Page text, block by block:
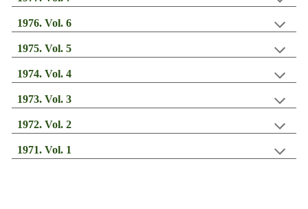
1976. Vol.6
1975. Vol.5
1974. Vol.4
1973. Vol.3
1972. Vol.2
1971. Vol. 1